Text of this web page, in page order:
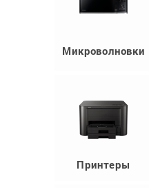
Микроволновки
Принтеры